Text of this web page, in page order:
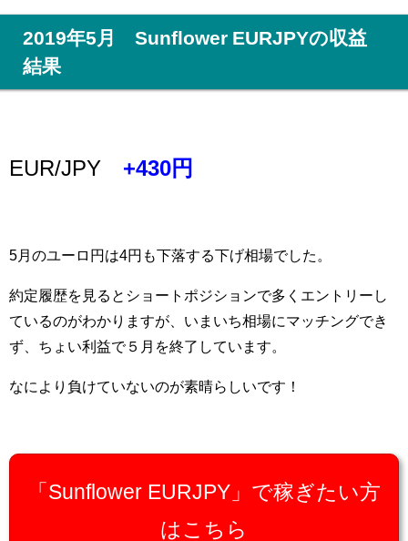
2019年5月 Sunflower EURJPYの収益
結果
EUR/JPY +430円
5月のユーロ円は4円も下落する下げ相場でした。
約定履歴を見るとショートポジションで多くエントリーし
ているのがわかりますが、いまいち相場にマッチングでき
ず、ちょい利益で５月を終了しています。
なにより負けていないのが素晴らしいです！
「Sunflower EURJPY」で稼ぎたい方
はこちら